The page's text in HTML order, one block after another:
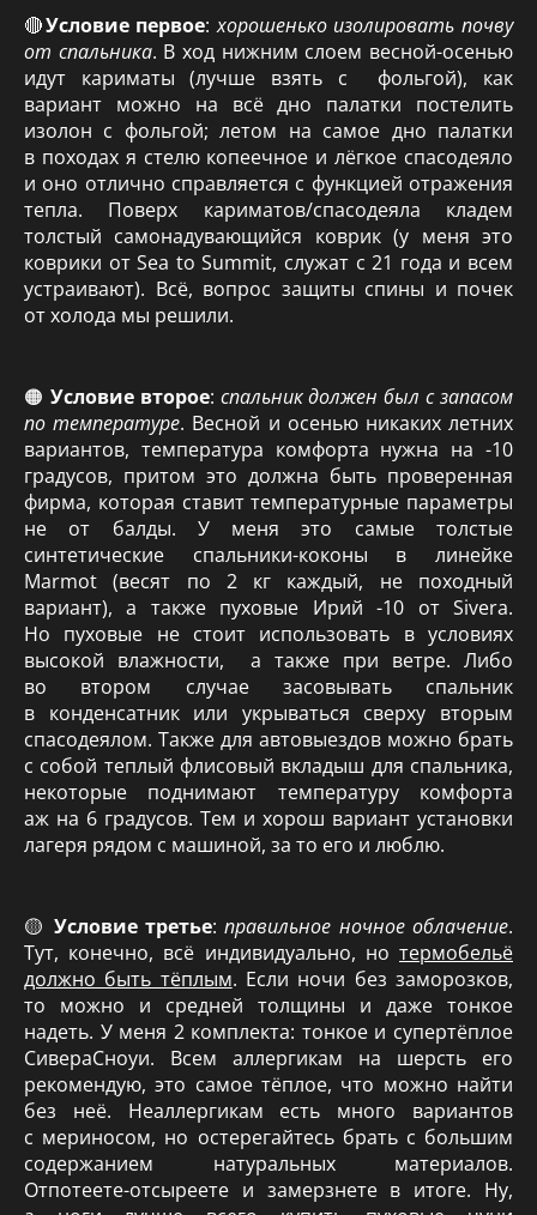
🔴Условие первое:хорошенько изолировать почву
от спальника. В ход нижним слоем весной-осенью
идут кариматы (лучше взять с фольгой), как
вариант можно на всё дно палатки постелить
изолон с фольгой; летом на самое дно палатки
в походах я стелю копеечное и лёгкое спасодеяло
и оно отлично справляется с функцией отражения
тепла. Поверх кариматов/спасодеяла кладем
толстый самонадувающийся коврик (у меня это
коврики от Sea to Summit, служат с 21 года и всем
устраивают). Всё, вопрос защиты спины и почек
от холода мы решили.
🟠 Условие второе: спальник должен был с запасом
по температуре. Весной и осенью никаких летних
вариантов, температура комфорта нужна на -10
градусов, притом это должна быть проверенная
фирма, которая ставит температурные параметры
не от балды. У меня это самые толстые
синтетические спальники-коконы в линейке
Marmot (весят по 2 кг каждый, не походный
вариант), а также пуховые Ирий -10 от Sivera.
Но пуховые не стоит использовать в условиях
высокой влажности, а также при ветре. Либо
во втором случае засовывать спальник
в конденсатник или укрываться сверху вторым
спасодеялом. Также для автовыездов можно брать
с собой теплый флисовый вкладыш для спальника,
некоторые поднимают температуру комфорта
аж на 6 градусов. Тем и хорош вариант установки
лагеря рядом с машиной, за то его и люблю.
🟡 Условие третье:правильное ночное облачение.
Тут, конечно, всё индивидуально, но термобельё
должно быть тёплым. Если ночи без заморозков,
то можно и средней толщины и даже тонкое
надеть. У меня 2 комплекта: тонкое и супертёплое
СивераСноуи. Всем аллергикам на шерсть его
рекомендую, это самое тёплое, что можно найти
без неё. Неаллергикам есть много вариантов
с мериносом, но остерегайтесь брать с большим
содержанием натуральных материалов.
Отпотеете-отсыреете и замерзнете в итоге. Ну,